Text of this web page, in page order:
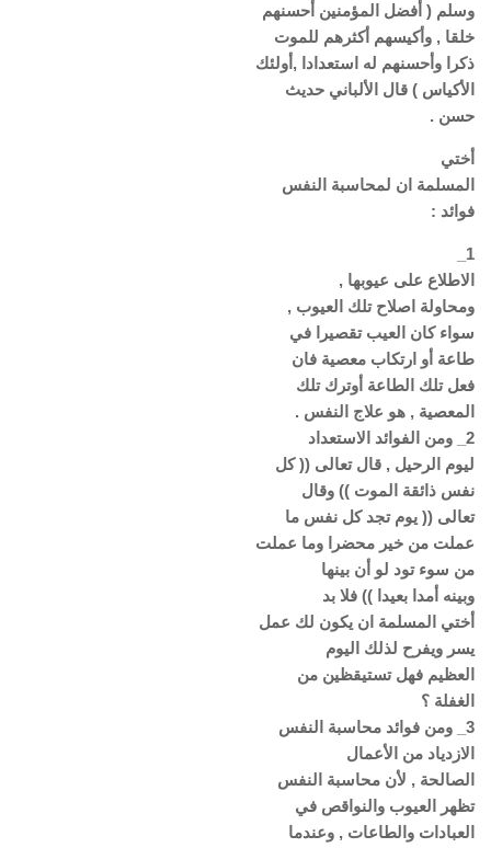
وسلم ( أفضل المؤمنين أحسنهم
خلقا , وأكيسهم أكثرهم للموت
ذكرا وأحسنهم له استعدادا ,أولئك
الأكياس ) قال الألباني حديث
حسن .
أختي
المسلمة ان لمحاسبة النفس
فوائد :
1_
الاطلاع على عيوبها ,
ومحاولة اصلاح تلك العيوب ,
سواء كان العيب تقصيرا في
طاعة أو ارتكاب معصية فان
فعل تلك الطاعة أوترك تلك
المعصية , هو علاج النفس .
2_ ومن الفوائد الاستعداد
ليوم الرحيل , قال تعالى (( كل
نفس ذائقة الموت )) وقال
تعالى (( يوم تجد كل نفس ما
عملت من خير محضرا وما عملت
من سوء تود لو أن بينها
وبينه أمدا بعيدا )) فلا بد
أختي المسلمة ان يكون لك عمل
يسر ويفرح لذلك اليوم
العظيم فهل تستيقظين من
الغفلة ؟
3_ ومن فوائد محاسبة النفس
الازدياد من الأعمال
الصالحة , لأن محاسبة النفس
تظهر العيوب والنواقص في
العبادات والطاعات , وعندما